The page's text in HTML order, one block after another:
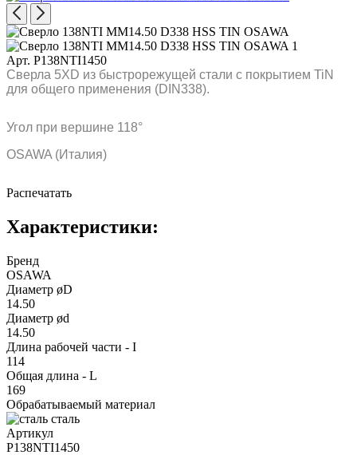
Арт. P138NTI1450
Сверла 5XD из быстрорежущей стали с покрытием TiN
для общего применения (DIN338).
Угол при вершине 118°
OSAWA (Италия)
Распечатать
Характеристики:
Бренд
OSAWA
Диаметр øD
14.50
Диаметр ød
14.50
Длина рабочей части - I
114
Общая длина - L
169
Обрабатываемый материал
сталь
Артикул
P138NTI1450